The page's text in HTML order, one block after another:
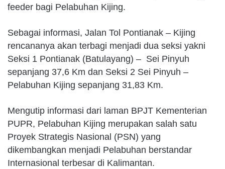
feeder bagi Pelabuhan Kijing.
Sebagai informasi, Jalan Tol Pontianak – Kijing
rencananya akan terbagi menjadi dua seksi yakni
Seksi 1 Pontianak (Batulayang) – Sei Pinyuh
sepanjang 37,6 Km dan Seksi 2 Sei Pinyuh –
Pelabuhan Kijing sepanjang 31,83 Km.
Mengutip informasi dari laman BPJT Kementerian
PUPR, Pelabuhan Kijing merupakan salah satu
Proyek Strategis Nasional (PSN) yang
dikembangkan menjadi Pelabuhan berstandar
Internasional terbesar di Kalimantan.